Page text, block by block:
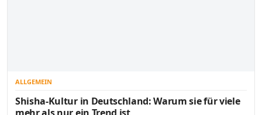
ALLGEMEIN
Shisha-Kultur in Deutschland: Warum sie für viele